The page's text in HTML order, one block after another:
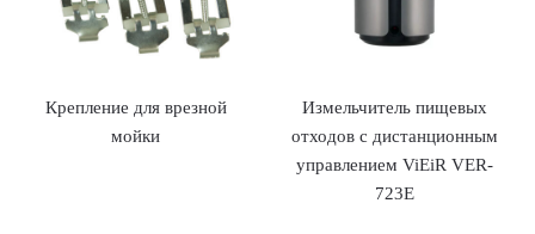
Крепление для врезной
мойки
Измельчитель пищевых
отходов c дистанционным
управлением ViEiR VER-
723E